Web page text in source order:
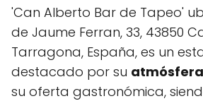
'Can Alberto Bar de Tapeo'
de Jaume Ferran, 33, 43850
Tarragona, España, es un
destacado por su
su oferta gastronómica,